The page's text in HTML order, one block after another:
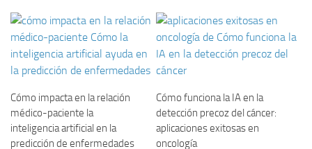
Cómo impacta en la relación
médico-paciente la
inteligencia artificial en la
predicción de enfermedades
Cómo funciona la IA en la
detección precoz del cáncer:
aplicaciones exitosas en
oncología